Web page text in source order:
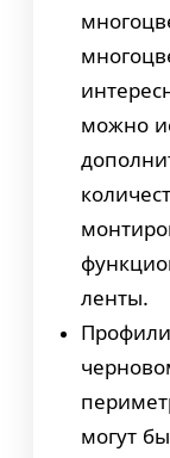
можно
ленты.
могут